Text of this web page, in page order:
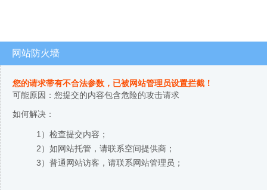
网站防火墙
您的请求带有不合法参数，已被网站管理员设置拦截！
可能原因：您提交的内容包含危险的攻击请求
如何解决：
1）检查提交内容；
2）如网站托管，请联系空间提供商；
3）普通网站访客，请联系网站管理员；